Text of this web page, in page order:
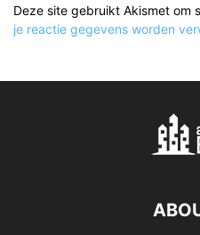
Deze site gebruikt Akismet om
je reactie gegevens worden